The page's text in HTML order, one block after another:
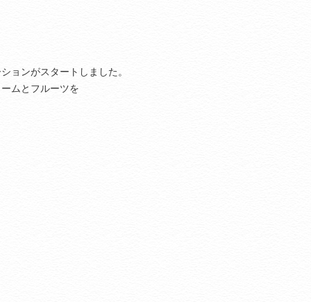
ョンがスタートしました。
ムとフルーツを